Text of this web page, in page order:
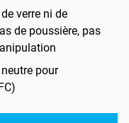
verre ni de
de poussière, pas
pour